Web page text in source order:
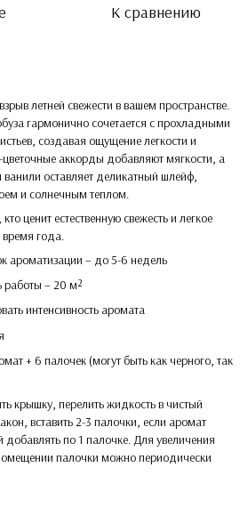
К сравнению
летней свежести в вашем пространстве.
гармонично сочетается с прохладными
создавая ощущение легкости и
аккорды добавляют мягкости, а
оставляет деликатный шлейф,
и солнечным теплом.
ценит естественную свежесть и легкое
время года.
ароматизации – до 5-6 недель
– 20 м²
интенсивность аромата
+ 6 палочек (могут быть как черного, так
крышку, перелить жидкость в чистый
вставить 2-3 палочки, если аромат
добавлять по 1 палочке. Для увеличения
палочки можно периодически